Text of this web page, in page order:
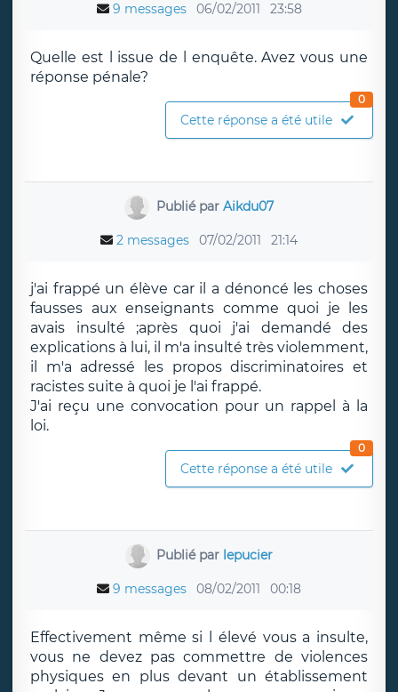
9 messages 06/02/2011 23:58
Quelle est l issue de l enquête. Avez vous une
réponse pénale?
Cette réponse a été utile
0
Publié par Aikdu07
2 messages 07/02/2011 21:14
j'ai frappé un élève car il a dénoncé les choses
fausses aux enseignants comme quoi je les
avais insulté ;après quoi j'ai demandé des
explications à lui, il m'a insulté très violemment,
il m'a adressé les propos discriminatoires et
racistes suite à quoi je l'ai frappé.
J'ai reçu une convocation pour un rappel à la
loi.
Cette réponse a été utile
0
Publié par lepucier
9 messages 08/02/2011 00:18
Effectivement même si l élevé vous a insulte,
vous ne devez pas commettre de violences
physiques en plus devant un établissement